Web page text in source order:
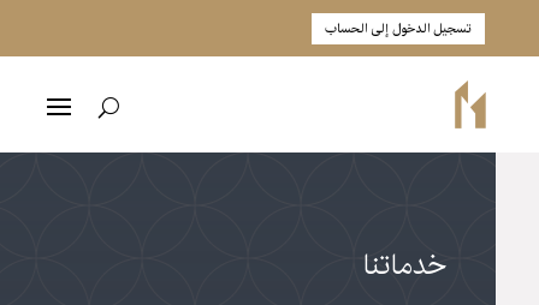
تسجيل الدخول إلى الحساب
خدماتنا